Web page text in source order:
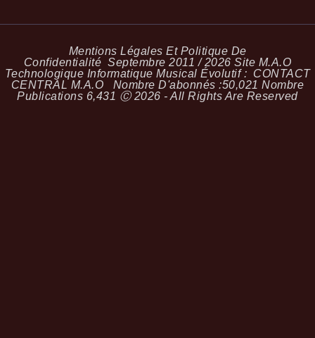
Mentions Légales Et Politique De
Confidentialité Septembre 2011 / 2026 Site M.A.O
Technologique Informatique Musical Évolutif : CONTACT
CENTRAL M.A.O Nombre D'abonnés :50,021 Nombre
Publications 6,431 Ⓒ 2026 - All Rights Are Reserved